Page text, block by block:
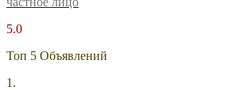
5.0
Топ 5 Объявлений
1.